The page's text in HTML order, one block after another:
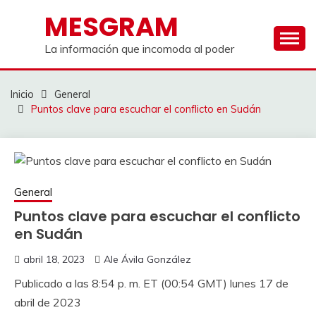
contenidoMESGRAM
La información que incomoda al poder
Inicio
General
Puntos clave para escuchar el conflicto en Sudán
General
Puntos clave para escuchar el conflicto
en Sudán
abril 18, 2023 Ale Ávila González
Publicado a las 8:54 p. m. ET (00:54 GMT) lunes 17 de
abril de 2023